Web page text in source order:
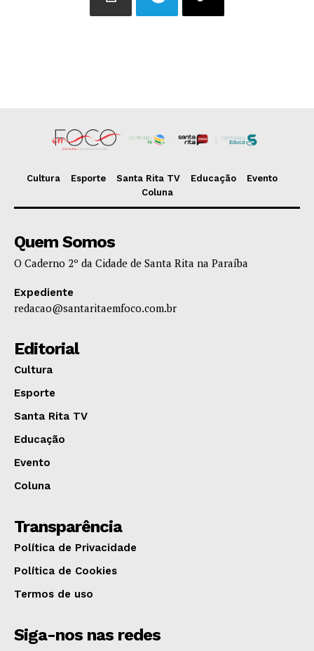
Cultura Esporte Santa Rita TV Educação
Evento
Coluna
Quem Somos
O Caderno 2º da Cidade de Santa Rita na Paraíba
Expediente
redacao@santaritaemfoco.com.br
Editorial
Cultura
Esporte
Santa Rita TV
Educação
Evento
Coluna
Transparência
Política de Privacidade
Política de Cookies
Termos de uso
Siga-nos nas redes